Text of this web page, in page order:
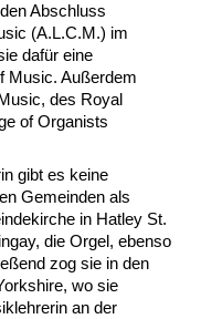
Abschluss
(A.L.C.M.) im
dafür eine
Music. Außerdem
des Royal
of Organists
gibt es keine
Gemeinden als
in Hatley St.
die Orgel, ebenso
zog sie in den
wo sie
an der